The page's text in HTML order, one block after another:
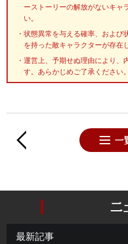
ーストーリーの解放がないキャ
い。
状態異常を与える確率、および
を持った敵キャラクターが存在
運営上、予期せぬ理由により、
す。あらかじめご了承ください。
最新記事